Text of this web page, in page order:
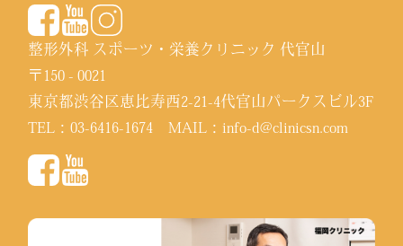
整形外科 スポーツ・栄養クリニック 代官山
〒150 - 0021
東京都渋谷区恵比寿西2-21-4代官山パークスビル3F
TEL：03-6416-1674 MAIL：info-d@clinicsn.com